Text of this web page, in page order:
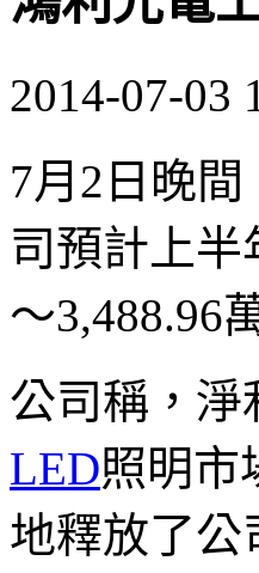
2014-07-03
7月2日晚
司預計上半
～3,488.96
公司稱，淨
LED照明市
地釋放了公